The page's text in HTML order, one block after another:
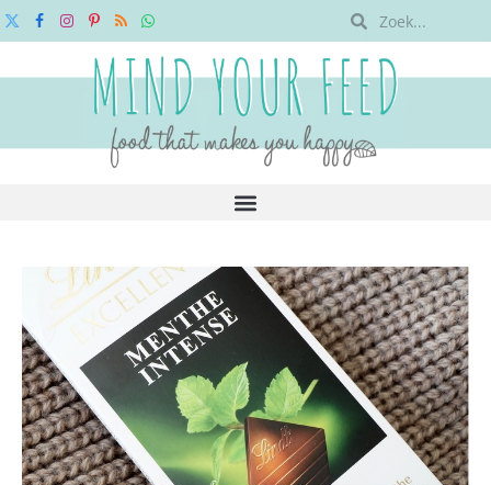
X
FacebookInstagram
Pinterest
RSSWhatsApp